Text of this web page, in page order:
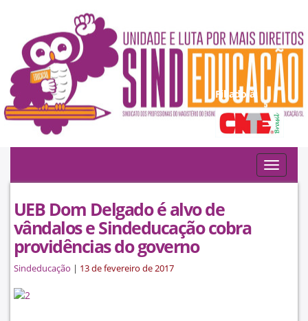
Filiado à:
Toggle
UEB Dom Delgado é alvo de
vândalos e Sindeducação cobra
providências do governo
Sindeducação | 13 de fevereiro de 2017